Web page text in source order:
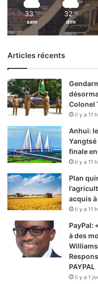
33 ℃
sam
32 ℃
dim
Articles récents
Colonel
il y a 11
Anhui:
Yangtsé
finale
il y a 11
Plan
acquis
il y a 11
PayPal:
à des
PAYPAL
il y a 1